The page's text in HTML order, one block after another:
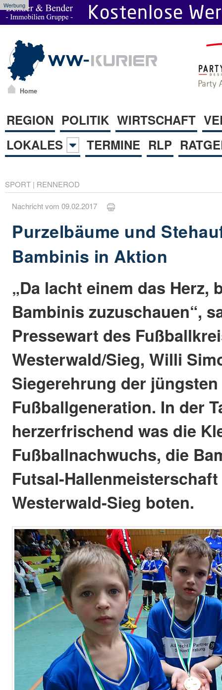
Werbung
Home
REGION POLITIK WIRTSCHAFT
LOKALES
TERMINE RLP
SPORT | RENNEROD
Nachricht vom 09.02.2017
Purzelbäume und
Bambinis in Aktion
„Da lacht einem das Herz,
Bambinis zuzuschauen“,
Pressewart des
Westerwald/Sieg, Willi
Siegerehrung der jüngsten
Fußballgeneration. In der
herzerfrischend was die
Fußballnachwuchs, die
Futsal-
Westerwald-Sieg boten.